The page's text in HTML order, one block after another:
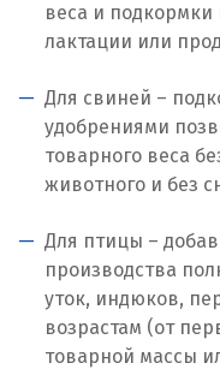
Магнитогорск
Мегион
Медведевка
Мытищи
Н
веса и
лактации или
Для свиней –
удобрениями
товарного веса
животного и без
Для птицы –
производства
уток, индюков,
возрастам (от
товарной массы